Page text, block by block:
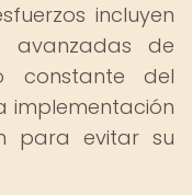
incluyen
avanzadas de
constante del
implementación
para evitar su